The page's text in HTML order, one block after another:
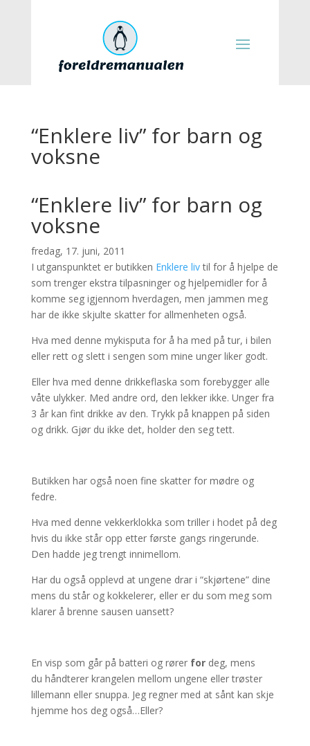
“Enklere liv” for barn og
voksne
“Enklere liv” for barn og
voksne
fredag, 17. juni, 2011
I utganspunktet er butikken Enklere livtil for å hjelpe de
som trenger ekstra tilpasninger og hjelpemidler for å
komme seg igjennom hverdagen, men jammen meg
har de ikke skjulte skatter for allmenheten også.
Hva med denne mykisputa for å ha med på tur, i bilen
eller rett og slett i sengen som mine unger liker godt.
Eller hva med denne drikkeflaska som forebygger alle
våte ulykker. Med andre ord, den lekker ikke. Unger fra
3 år kan fint drikke av den. Trykk på knappen på siden
og drikk. Gjør du ikke det, holder den seg tett.
Butikken har også noen fine skatter for mødre og
fedre.
Hva med denne vekkerklokka som triller i hodet på deg
hvis du ikke står opp etter første gangs ringerunde.
Den hadde jeg trengt innimellom.
Har du også opplevd at ungene drar i “skjørtene” dine
mens du står og kokkelerer, eller er du som meg som
klarer å brenne sausen uansett?
En visp som går på batteri og rører fordeg, mens
du håndterer krangelen mellom ungene eller trøster
lillemann eller snuppa. Jeg regner med at sånt kan skje
hjemme hos deg også…Eller?